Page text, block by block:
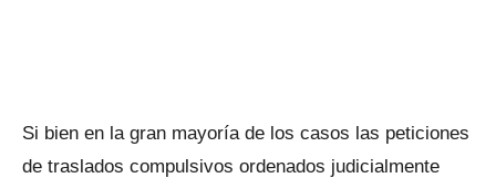
Si bien en la gran mayoría de los casos las peticiones
de traslados compulsivos ordenados judicialmente